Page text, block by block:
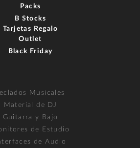
Packs
B Stocks
Tarjetas Regalo
Outlet
Black Friday
Musicales
Material de DJ
Guitarra y Bajo
de Estudio
de Audio